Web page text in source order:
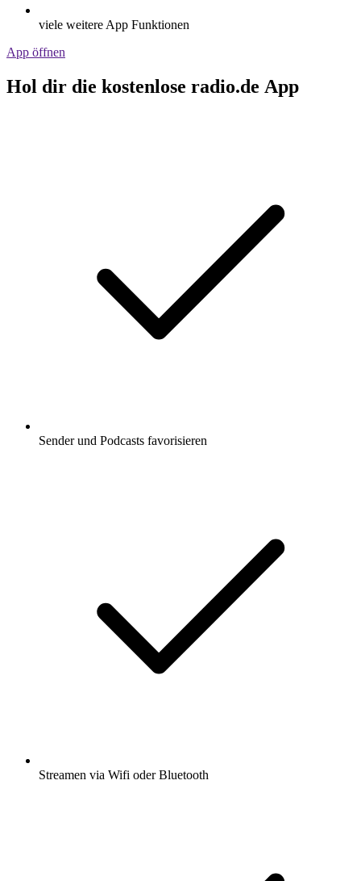
viele weitere App Funktionen
App öffnen
Hol dir die kostenlose radio.de App
Sender und Podcasts favorisieren
Streamen via Wifi oder Bluetooth